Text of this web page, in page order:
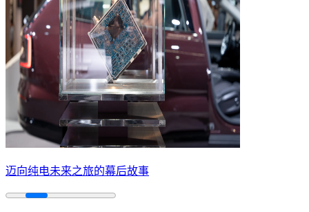
迈向纯电未来之旅的幕后故事